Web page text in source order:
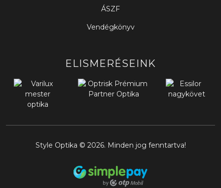
ÁSZF
Vendégkönyv
ELISMERÉSEINK
Style Optika © 2026. Minden jog fenntartva!